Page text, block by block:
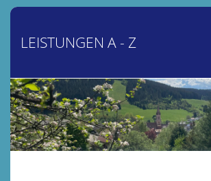
LEISTUNGEN A - Z